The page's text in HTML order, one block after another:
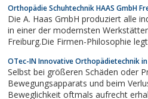
Orthopädie Schuhtechnik HAAS GmbH
Die A. Haas GmbH produziert alle
in einer der modernsten
Freiburg.Die Firmen-Philosophie
gewährleisten. Es werden weder
noch Arbeiten außer Haus
OTec-IN Innovative Orthopädietechnik
Selbst bei größeren Schäden oder
Bewegungsapparats und beim
Beweglichkeit oftmals aufrecht